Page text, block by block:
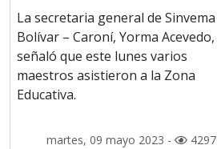
La secretaria general de Sinvema
Bolívar – Caroní, Yorma Acevedo,
señaló que este lunes varios
maestros asistieron a la Zona
Educativa.
martes, 09 mayo 2023 - 4297